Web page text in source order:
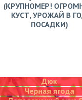
(КРУПНОМЕР!
КУСТ, УРОЖАЙ В
ПОСАДКИ)
Дюк
Черная ягода